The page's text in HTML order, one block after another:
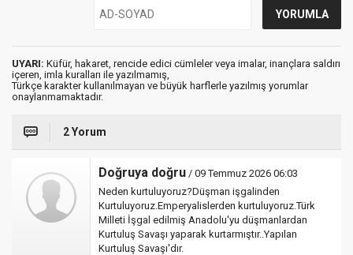
UYARI: Küfür, hakaret, rencide edici cümleler veya imalar, inançlara saldırı
içeren, imla kuralları ile yazılmamış,
Türkçe karakter kullanılmayan ve büyük harflerle yazılmış yorumlar
onaylanmamaktadır.
2 Yorum
Doğruya doğru / 09 Temmuz 2026 06:03
Neden kurtuluyoruz?Düşman işgalinden
Kurtuluyoruz.Emperyalislerden kurtuluyoruz.Türk
Milleti İşgal edilmiş Anadolu'yu düşmanlardan
Kurtuluş Savaşı yaparak kurtarmıştır..Yapılan
Kurtuluş Savaşı'dır.